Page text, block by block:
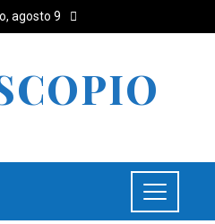
agosto 9